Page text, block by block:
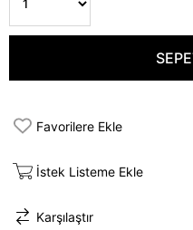
Favorilere Ekle
İstek Listeme Ekle
Karşılaştır